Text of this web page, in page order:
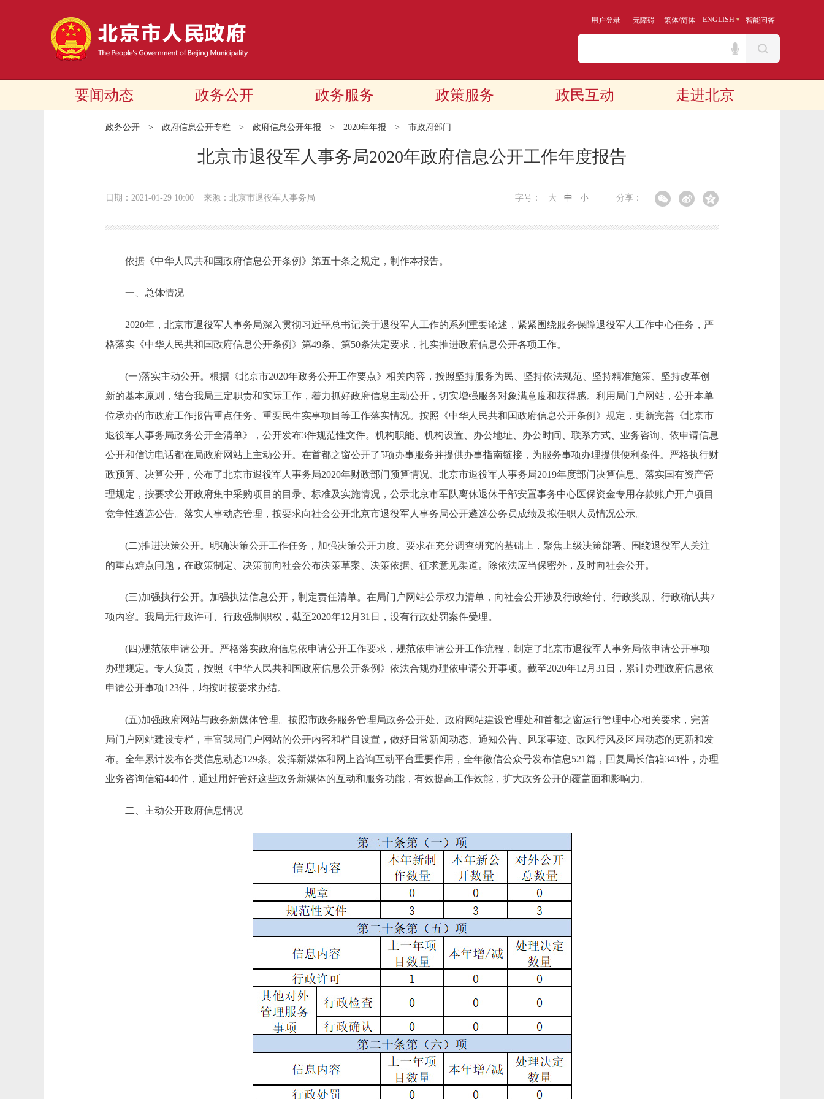
用户登录 无障碍 繁体/简体 ENGLISH 智能问答
要闻动态 政务公开 政务服务 政策服务 政民互动 走进北京
政务公开 > 政府信息公开专栏 > 政府信息公开年报 > 2020年年报 > 市政府部门
北京市退役军人事务局2020年政府信息公开工作年度报告
日期：2021-01-29 10:00 来源：北京市退役军人事务局 分享：
字号： 大 中 小
依据《中华人民共和国政府信息公开条例》第五十条之规定，制作本报告。
一、总体情况
2020年，北京市退役军人事务局深入贯彻习近平总书记关于退役军人工作的系列重要论述，紧紧围绕服务保障退役军人工作中心任务，严
格落实《中华人民共和国政府信息公开条例》第49条、第50条法定要求，扎实推进政府信息公开各项工作。
(一)落实主动公开。根据《北京市2020年政务公开工作要点》相关内容，按照坚持服务为民、坚持依法规范、坚持精准施策、坚持改革创
新的基本原则，结合我局三定职责和实际工作，着力抓好政府信息主动公开，切实增强服务对象满意度和获得感。利用局门户网站，公开本单
位承办的市政府工作报告重点任务、重要民生实事项目等工作落实情况。按照《中华人民共和国政府信息公开条例》规定，更新完善《北京市
退役军人事务局政务公开全清单》，公开发布3件规范性文件。机构职能、机构设置、办公地址、办公时间、联系方式、业务咨询、依申请信息
公开和信访电话都在局政府网站上主动公开。在首都之窗公开了5项办事服务并提供办事指南链接，为服务事项办理提供便利条件。严格执行财
政预算、决算公开，公布了北京市退役军人事务局2020年财政部门预算情况、北京市退役军人事务局2019年度部门决算信息。落实国有资产管
理规定，按要求公开政府集中采购项目的目录、标准及实施情况，公示北京市军队离休退休干部安置事务中心医保资金专用存款账户开户项目
竞争性遴选公告。落实人事动态管理，按要求向社会公开北京市退役军人事务局公开遴选公务员成绩及拟任职人员情况公示。
(二)推进决策公开。明确决策公开工作任务，加强决策公开力度。要求在充分调查研究的基础上，聚焦上级决策部署、围绕退役军人关注
的重点难点问题，在政策制定、决策前向社会公布决策草案、决策依据、征求意见渠道。除依法应当保密外，及时向社会公开。
(三)加强执行公开。加强执法信息公开，制定责任清单。在局门户网站公示权力清单，向社会公开涉及行政给付、行政奖励、行政确认共7
项内容。我局无行政许可、行政强制职权，截至2020年12月31日，没有行政处罚案件受理。
(四)规范依申请公开。严格落实政府信息依申请公开工作要求，规范依申请公开工作流程，制定了北京市退役军人事务局依申请公开事项
办理规定。专人负责，按照《中华人民共和国政府信息公开条例》依法合规办理依申请公开事项。截至2020年12月31日，累计办理政府信息依
申请公开事项123件，均按时按要求办结。
(五)加强政府网站与政务新媒体管理。按照市政务服务管理局政务公开处、政府网站建设管理处和首都之窗运行管理中心相关要求，完善
局门户网站建设专栏，丰富我局门户网站的公开内容和栏目设置，做好日常新闻动态、通知公告、风采事迹、政风行风及区局动态的更新和发
布。全年累计发布各类信息动态129条。发挥新媒体和网上咨询互动平台重要作用，全年微信公众号发布信息521篇，回复局长信箱343件，办理
业务咨询信箱440件，通过用好管好这些政务新媒体的互动和服务功能，有效提高工作效能，扩大政务公开的覆盖面和影响力。
二、主动公开政府信息情况